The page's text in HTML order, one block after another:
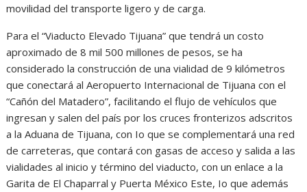
movilidad del transporte ligero y de carga.
Para el “Viaducto Elevado Tijuana” que tendrá un costo
aproximado de 8 mil 500 millones de pesos, se ha
considerado la construcción de una vialidad de 9 kilómetros
que conectará al Aeropuerto Internacional de Tijuana con el
“Cañón del Matadero”, facilitando el flujo de vehículos que
ingresan y salen del país por los cruces fronterizos adscritos
a la Aduana de Tijuana, con Io que se complementará una red
de carreteras, que contará con gasas de acceso y salida a las
vialidades al inicio y término del viaducto, con un enlace a la
Garita de El Chaparral y Puerta México Este, Io que además